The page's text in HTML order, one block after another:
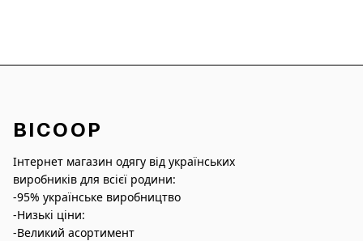
BICOOP
Інтернет магазин одягу від українських
виробників для всієї родини:
-95% українське виробництво
-Низькі ціни:
-Великий асортимент